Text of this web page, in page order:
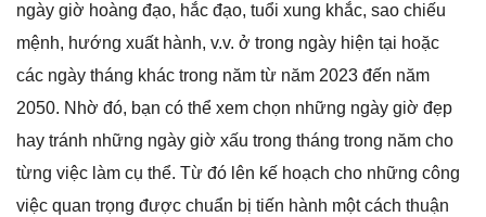
ngày giờ hoàng đạo, hắc đạo, tuổi xung khắc, sao chiếu
mệnh, hướng xuất hành, v.v. ở trong ngày hiện tại hoặc
các ngày tháng khác trong năm từ năm 2023 đến năm
2050. Nhờ đó, bạn có thể xem chọn những ngày giờ đẹp
hay tránh những ngày giờ xấu trong tháng trong năm cho
từng việc làm cụ thể. Từ đó lên kế hoạch cho những công
việc quan trọng được chuẩn bị tiến hành một cách thuận